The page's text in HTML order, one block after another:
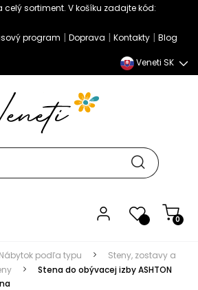
celý sortiment. V košíku zadajte kód:
program | Doprava | Kontakty | Blog
Veneti SK
0
Nábytok podľa typu
Steny, zostavy a
Stena do obývacej izby ASHTON